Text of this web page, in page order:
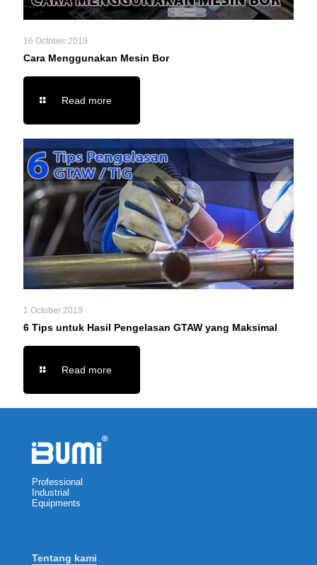
16 October 2019
Cara Menggunakan Mesin Bor
Read more
1 October 2019
6 Tips untuk Hasil Pengelasan GTAW yang Maksimal
Read more
Professional
Industrial
Equipments
Tentang kami